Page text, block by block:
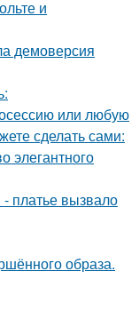
и
демоверсия
или любую
сделать сами:
элегантного
платье вызвало
образа.